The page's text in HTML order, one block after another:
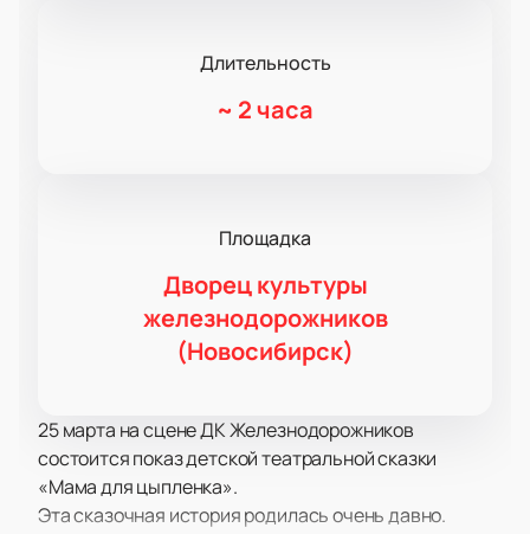
Длительность
~ 2 часа
Площадка
Дворец культуры
железнодорожников
(Новосибирск)
25 марта на сцене ДК Железнодорожников
состоится показ детской театральной сказки
«Мама для цыпленка».
Эта сказочная история родилась очень давно.